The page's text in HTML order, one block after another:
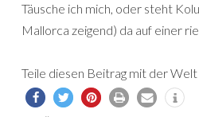
Täusche ich mich, oder steht
Mallorca zeigend) da auf einer
Teile diesen Beitrag mit der Welt